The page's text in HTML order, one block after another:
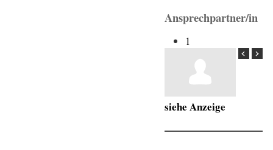
Ansprechpartner/in
1
siehe Anzeige